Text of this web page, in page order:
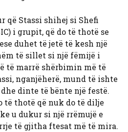
që Stassi shihej si Shefi
i grupit, që do të thotë se
duhet të jetë të kesh një
të sillet si një fëmijë i
të marrë shërbimin më të
nganjëherë, mund të ishte
dinte të bënte një festë.
të thotë që nuk do të dilje
u dukur si një rrëmujë e
të gjitha ftesat më të mira.